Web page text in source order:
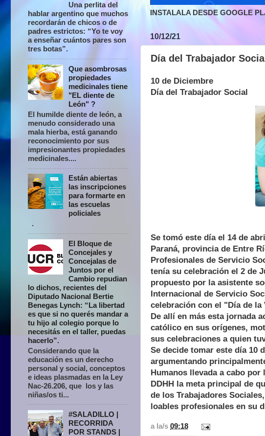
INSTALALA DESDE GOOGLE
10/12/21
Día del Trabajador
10 de Diciembre
Día del Trabajador Social
Se tomó este día el 14 de
Paraná, provincia de Entre
Profesionales de Servicio
tenía su celebración el 2 de
propuesto por la asistente
Internacional de Servicio
celebración con el "Día de
De allí en más esta jornada
católico en sus orígenes,
sus celebraciones a quien
Se decide tomar este día 10
argumentando
Humanos llevada a cabo por
DDHH la meta principal de
de los Trabajadores
loables profesionales en su
a la/s 09:18
Una perlita del
hablar argentino que muchos
recordarán de chicos o de
padres estrictos: “Yo te voy
a enseñar cuántos pares son
tres botas”.
Que asombrosas
propiedades
medicinales tiene
"EL diente de
León" ?
El humilde diente de león, a
menudo considerado una
mala hierba, está ganando
reconocimiento por sus
impresionantes propiedades
medicinales....
Están abiertas
las inscripciones
para formarte en
las escuelas
policiales
.
El Bloque de
Concejales y
Concejalas de
Juntos por el
Cambio repudian
lo dichos, recientes del
Diputado Nacional Bertie
Benegas Lynch: “La libertad
es que si no querés mandar a
tu hijo al colegio porque lo
necesitás en el taller, puedas
hacerlo”.
Considerando que la
educación es un derecho
personal y social, conceptos
e ideas plasmadas en la Ley
Nac-26.206, que los y las
niñas/os ti...
#SALADILLO |
RECORRIDA
POR STANDS |